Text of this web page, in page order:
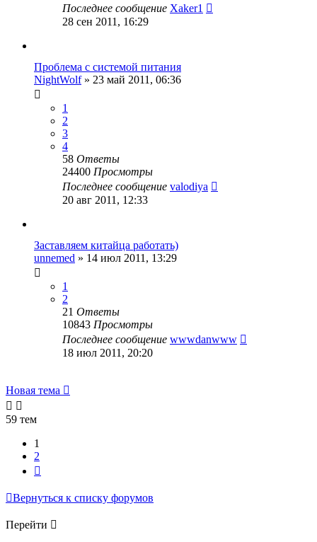
Последнее сообщение Xaker1
28 сен 2011, 16:29
Проблема с системой питания
NightWolf» 23 май 2011, 06:36
1
2
3
4
58 Ответы
24400 Просмотры
Последнее сообщение valodiya
20 авг 2011, 12:33
Заставляем китайца работать)
unnemed » 14 июл 2011, 13:29
1
2
21 Ответы
10843 Просмотры
Последнее сообщение wwwdanwww
18 июл 2011, 20:20
Новая тема
59 тем
1
2
Вернуться к списку форумов
Перейти